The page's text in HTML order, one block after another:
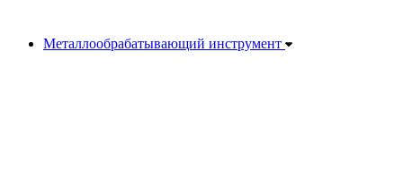
Металлообрабатывающий инструмент